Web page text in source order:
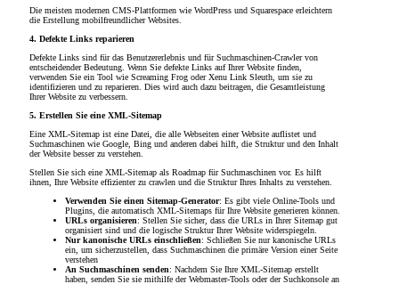
Die meisten modernen CMS-Plattformen wie WordPress und Squarespace erleichtern
die Erstellung mobilfreundlicher Websites.
4. Defekte Links reparieren
Defekte Links sind für das Benutzererlebnis und für Suchmaschinen-Crawler von
entscheidender Bedeutung. Wenn Sie defekte Links auf Ihrer Website finden,
verwenden Sie ein Tool wie Screaming Frog oder Xenu Link Sleuth, um sie zu
identifizieren und zu reparieren. Dies wird auch dazu beitragen, die Gesamtleistung
Ihrer Website zu verbessern.
5. Erstellen Sie eine XML-Sitemap
Eine XML-Sitemap ist eine Datei, die alle Webseiten einer Website auflistet und
Suchmaschinen wie Google, Bing und anderen dabei hilft, die Struktur und den Inhalt
der Website besser zu verstehen.
Stellen Sie sich eine XML-Sitemap als Roadmap für Suchmaschinen vor. Es hilft
ihnen, Ihre Website effizienter zu crawlen und die Struktur Ihres Inhalts zu verstehen.
Verwenden Sie einen Sitemap-Generator: Es gibt viele Online-Tools und
Plugins, die automatisch XML-Sitemaps für Ihre Website generieren können.
URLs organisieren: Stellen Sie sicher, dass die URLs in Ihrer Sitemap gut
organisiert sind und die logische Struktur Ihrer Website widerspiegeln.
Nur kanonische URLs einschließen: Schließen Sie nur kanonische URLs
ein, um sicherzustellen, dass Suchmaschinen die primäre Version einer Seite
verstehen
An Suchmaschinen senden: Nachdem Sie Ihre XML-Sitemap erstellt
haben, senden Sie sie mithilfe der Webmaster-Tools oder der Suchkonsole an